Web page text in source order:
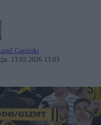
Gapiński
13.03.2026 13:03